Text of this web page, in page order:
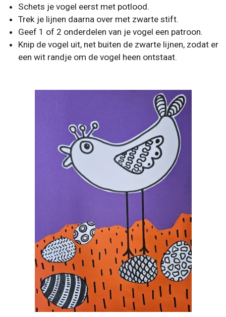
Schets je vogel eerst met potlood.
Trek je lijnen daarna over met zwarte stift.
Geef 1 of 2 onderdelen van je vogel een patroon.
Knip de vogel uit, net buiten de zwarte lijnen, zodat er
een wit randje om de vogel heen ontstaat.